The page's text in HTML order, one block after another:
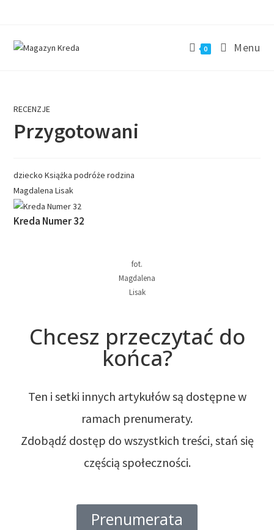
0 Menu
RECENZJE
Przygotowani
dziecko Książka podróże rodzina
Magdalena Lisak
Kreda Numer 32
fot.
Magdalena
Lisak
Chcesz przeczytać do
końca?
Ten i setki innych artykułów są dostępne w
ramach prenumeraty.
Zdobądź dostęp do wszystkich treści, stań się
częścią społeczności.
Prenumerata